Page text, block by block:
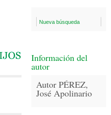
Nueva búsqueda
Información del
autor
Autor PÉREZ,
José Apolinario